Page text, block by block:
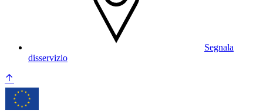
Segnala
disservizio